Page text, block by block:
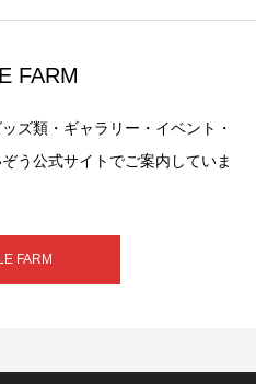
FARM
ズ類・ギャラリー・イベント・
う公式サイトでご案内していま
FARM